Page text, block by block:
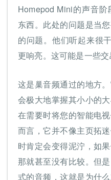
Homepod Mini的声音
东西。此处的问题是当
的问题。他们听起来很
更响亮。这可能是一些交
这是巢音频通过的地方
会极大地掌握其小小的
在需要时将您的智能电
而言，它并不像主页拓
时肯定会变得泥泞，如
那就甚至没有比较。但
式的音频，这就是为什